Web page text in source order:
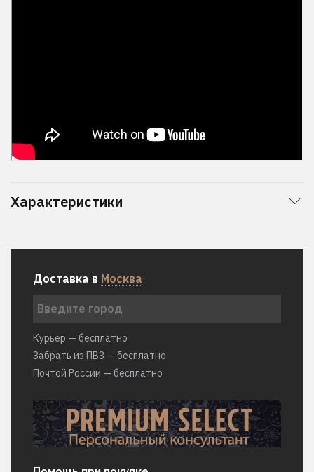
Характеристики
Доставка в Москва
Курьер — бесплатно
Забрать из ПВЗ — бесплатно
Почтой России — бесплатно